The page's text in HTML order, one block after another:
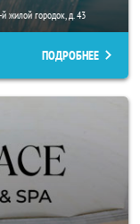
жилой городок, д. 43
ПОДРОБНЕЕ